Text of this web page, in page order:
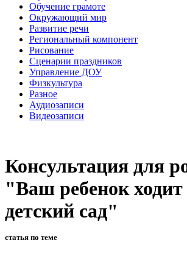
Обучение грамоте
Окружающий мир
Развитие речи
Региональный компонент
Рисование
Сценарии праздников
Управление ДОУ
Физкультура
Разное
Аудиозаписи
Видеозаписи
Консультация для
"Ваш ребенок ходит
детский сад"
статья по теме